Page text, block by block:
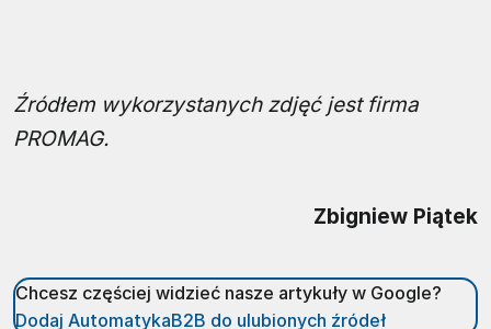
Źródłem wykorzystanych zdjęć jest firma
PROMAG.
Zbigniew Piątek
Chcesz częściej widzieć nasze artykuły w Google?
Dodaj AutomatykaB2B do ulubionych źródeł